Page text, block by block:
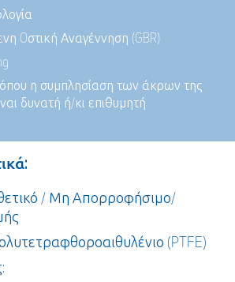
Oστική Αναγέννηση (GBR)
όπου η συμπλησίαση των άκρων της
δυνατή ή/κι επιθυμητή
/ Μη Απορροφήσιμο/
(PTFE)